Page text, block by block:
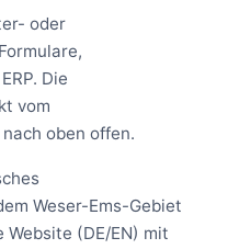
oder
Die
vom
oben offen.
Weser-Ems-Gebiet
(DE/EN) mit